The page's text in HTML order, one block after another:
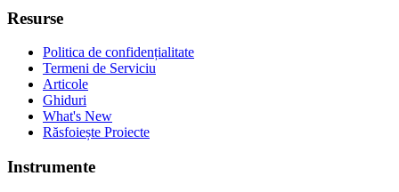
Resurse
Politica de confidențialitate
Termeni de Serviciu
Articole
Ghiduri
What's New
Răsfoiește Proiecte
Instrumente